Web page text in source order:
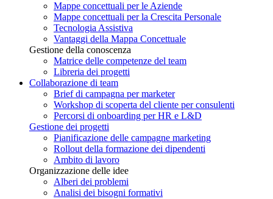
Mappe concettuali per le Aziende
Mappe concettuali per la Crescita Personale
Tecnologia Assistiva
Vantaggi della Mappa Concettuale
Gestione della conoscenza
Matrice delle competenze del team
Libreria dei progetti
Collaborazione di team
Brief di campagna per marketer
Workshop di scoperta del cliente per consulenti
Percorsi di onboarding per HR e L&D
Gestione dei progetti
Pianificazione delle campagne marketing
Rollout della formazione dei dipendenti
Ambito di lavoro
Organizzazione delle idee
Alberi dei problemi
Analisi dei bisogni formativi